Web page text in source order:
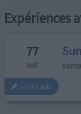
Expériences
77
avis
votre avis